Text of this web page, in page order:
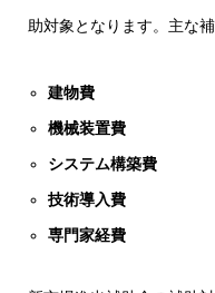
助対象となります。主な
建物費
機械装置費
システム構築費
技術導入費
専門家経費